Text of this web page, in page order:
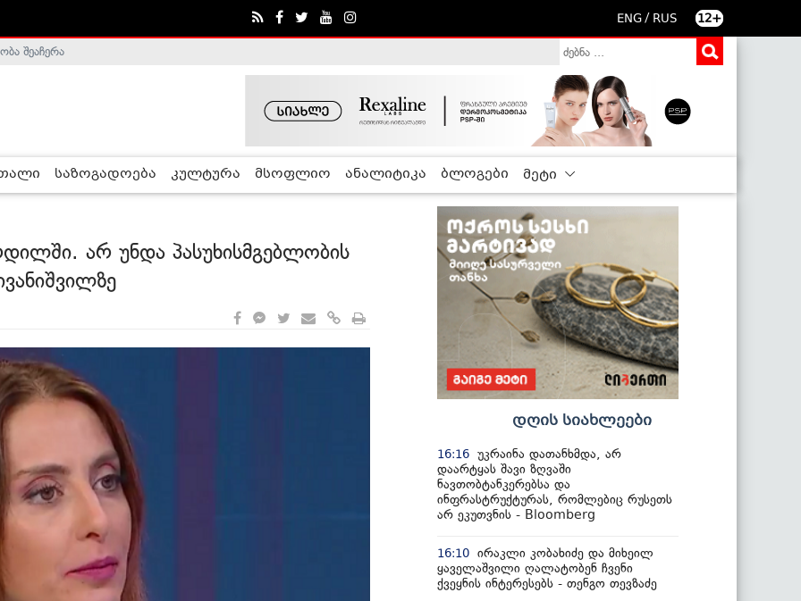
ENG / RUS 12+
- ჰელსინკის კომისია
შეაჩერა
საზოგადოება კულტურა მსოფლიო ანალიტიკა ბლოგები მეტი
არ უნდა პასუხისმგებლობის
დღის სიახლეები
16:16 უკრაინა დათანხმდა, არ
დაარტყას შავი ზღვაში
ნავთობტანკერებსა და
ინფრასტრუქტურას, რომლებიც რუსეთს
არ ეკუთვნის - Bloomberg
16:10 ირაკლი კობახიძე და მიხეილ
ყაველაშვილი ღალატობენ ჩვენი
ქვეყნის ინტერესებს - თენგო თევზაძე